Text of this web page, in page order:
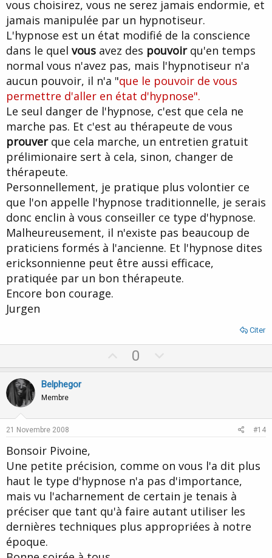
vous choisirez, vous ne serez jamais endormie, et
jamais manipulée par un hypnotiseur.
L'hypnose est un état modifié de la conscience
dans le quel vous avez des pouvoirqu'en temps
normal vous n'avez pas, mais l'hypnotiseur n'a
aucun pouvoir, il n'a "que le pouvoir de vous
permettre d'aller en état d'hypnose".
Le seul danger de l'hypnose, c'est que cela ne
marche pas. Et c'est au thérapeute de vous
prouverque cela marche, un entretien gratuit
prélimionaire sert à cela, sinon, changer de
thérapeute.
Personnellement, je pratique plus volontier ce
que l'on appelle l'hypnose traditionnelle, je serais
donc enclin à vous conseiller ce type d'hypnose.
Malheureusement, il n'existe pas beaucoup de
praticiens formés à l'ancienne. Et l'hypnose dites
ericksonnienne peut être aussi efficace,
pratiquée par un bon thérapeute.
Encore bon courage.
Jurgen
Citer
p
0
o
Belphegor
Membre
21 Novembre 2008 #14
Bonsoir Pivoine,
Une petite précision, comme on vous l'a dit plus
haut le type d'hypnose n'a pas d'importance,
mais vu l'acharnement de certain je tenais à
préciser que tant qu'à faire autant utiliser les
dernières techniques plus appropriées à notre
époque.